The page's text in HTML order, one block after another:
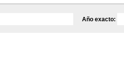
Año exacto: